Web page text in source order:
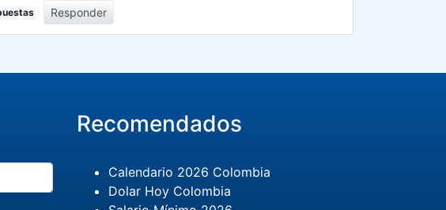
Responder
Recomendados
Calendario 2026 Colombia
Dolar Hoy Colombia